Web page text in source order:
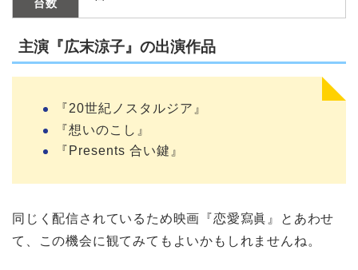
台数
主演『広末涼子』の出演作品
『20世紀ノスタルジア』
『想いのこし』
『Presents 合い鍵』
同じく配信されているため映画『恋愛寫眞』とあわせ
て、この機会に観てみてもよいかもしれませんね。